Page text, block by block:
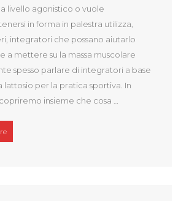
livello agonistico o vuole
in forma in palestra utilizza,
integratori che possano aiutarlo
a mettere su la massa muscolare
spesso parlare di integratori a base
lattosio per la pratica sportiva. In
insieme che cosa …
“Integratori sportivi a base di proteine senza